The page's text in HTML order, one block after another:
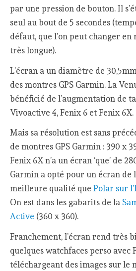
par une pression de bouton. Il
seul au bout de 5 secondes
défaut, que l’on peut changer en
très longue).
L’écran a un diamètre de
des montres GPS Garmin. La
bénéficié de l’augmentation de
Vivoactive 4, Fenix 6 et Fenix 6X.
Mais sa résolution est sans
de montres GPS Garmin : 390 x
Fenix 6X n’a un écran ‘que’ de
Garmin a opté pour un écran de
meilleure qualité quePolar sur
On est dans les gabarits de la
Active (360 x 360).
Franchement, l’écran rend très
quelques watchfaces perso avec
téléchargeant des images sur le